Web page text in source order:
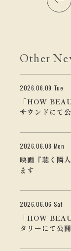
Other
2026.06.09 Tue
「HOW
サウンドにて
2026.06.08 Mon
映画『聴く隣
ます
2026.06.06 Sat
「HOW
タリーにて公開